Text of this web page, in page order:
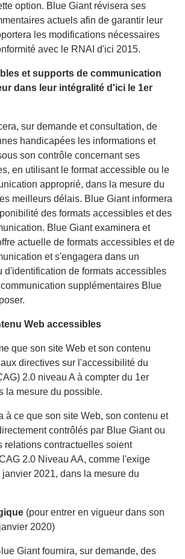
option. Blue Giant révisera ses
actuels afin de garantir leur
les modifications nécessaires
avec le RNAI d'ici 2015.
et supports de communication
dans leur intégralité d'ici le 1er
sur demande et consultation, de
handicapées les informations et
son contrôle concernant ses
en utilisant le format accessible ou le
approprié, dans la mesure du
meilleurs délais. Blue Giant informera
des formats accessibles et des
Blue Giant examinera et
actuelle de formats accessibles et de
et s'engagera dans un
d'identification de formats accessibles
supplémentaires Blue
Web accessibles
que son site Web et son contenu
directives sur l'accessibilité du
2.0 niveau A à compter du 1er
la mesure du possible.
à ce que son site Web, son contenu et
contrôlés par Blue Giant ou
relations contractuelles soient
2.0 Niveau AA, comme l'exige
janvier 2021, dans la mesure du
(pour entrer en vigueur dans son
2020)
Giant fournira, sur demande, des